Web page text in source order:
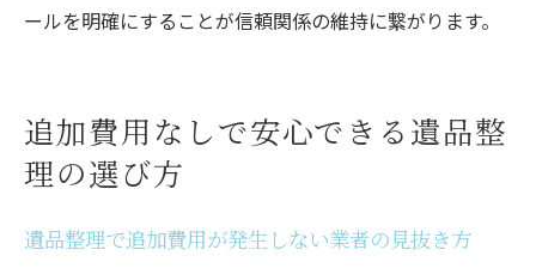
ールを明確にすることが信頼関係の維持に繋がります。
追加費用なしで安心できる遺品整
理の選び方
遺品整理で追加費用が発生しない業者の見抜き方